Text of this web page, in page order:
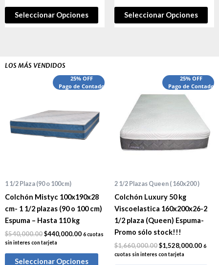
Seleccionar Opciones Seleccionar Opciones
LOS MÁS VENDIDOS
25% OFF
Pago de Contado
1 1/2 Plaza (90 o 100cm)
Colchón Mistyc 100x190x28
cm- 1 1/2 plazas (90 o 100 cm)
Espuma – Hasta 110 kg
$540,000.00
precio
$540,000.00.
$440,000.00
El
precio
$440,000.00.
6 cuotas
sin interes con tarjeta
Seleccionar Opciones
25% OFF
Pago de Contado
2 1/2 Plazas Queen ( 160x200 )
Colchón Luxury 50 kg
Viscoelastica 160x200x26-2
1/2 plaza (Queen) Espuma-
Promo sólo stock!!!
$1,660,000.00
El
precio
original
$1,660,000.00.
$1,528,000.00
El
6
cuotas sin interes con tarjeta